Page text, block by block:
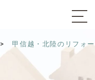
甲信越・北陸のリフォ